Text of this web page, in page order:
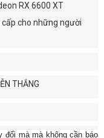
RX 6600 XT
cho những người
đổi mà mà không cần báo